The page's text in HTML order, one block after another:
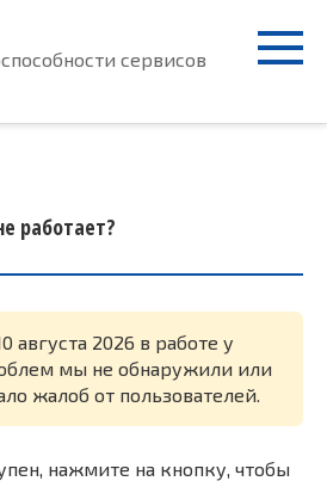
сервисов
работает?
августа 2026 в работе у
мы не обнаружили или
жалоб от пользователей.
нажмите на кнопку, чтобы